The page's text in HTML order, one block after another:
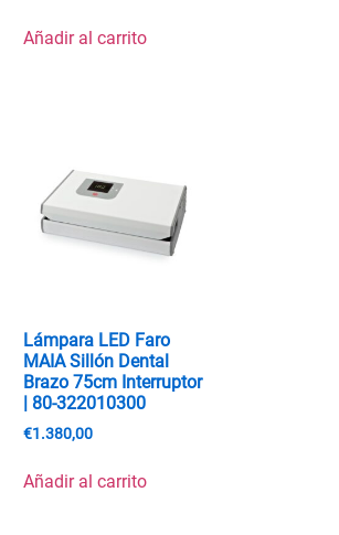
Añadir al carrito
Lámpara LED Faro
MAIA Sillón Dental
Brazo 75cm Interruptor
| 80-322010300
€1.380,00
Añadir al carrito